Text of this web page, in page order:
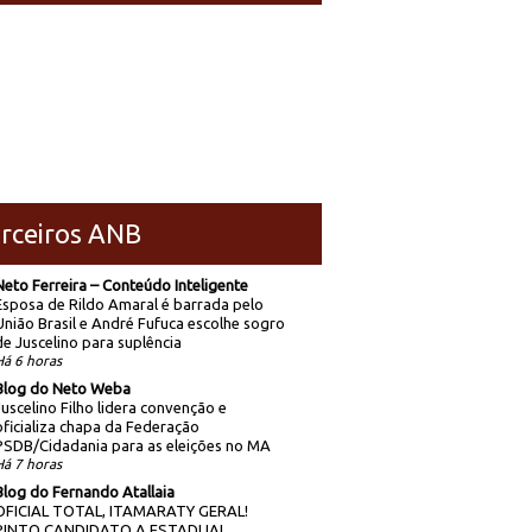
ANB
Ferreira – Conteúdo Inteligente
de Rildo Amaral é barrada pelo
Brasil e André Fufuca escolhe sogro
Juscelino para suplência
6 horas
do Neto Weba
Filho lidera convenção e
chapa da Federação
Cidadania para as eleições no MA
7 horas
do Fernando Atallaia
TOTAL, ITAMARATY GERAL!